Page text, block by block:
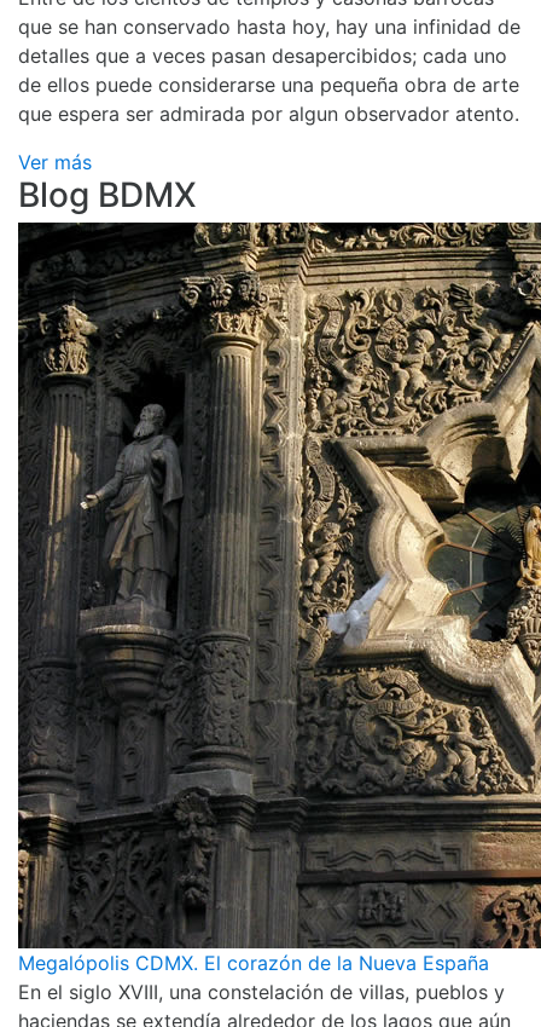
que se han conservado hasta hoy, hay una infinidad de
detalles que a veces pasan desapercibidos; cada uno
de ellos puede considerarse una pequeña obra de arte
que espera ser admirada por algun observador atento.
Ver más
Blog BDMX
Megalópolis CDMX. El corazón de la Nueva España
En el siglo XVIII, una constelación de villas, pueblos y
haciendas se extendía alrededor de los lagos que aún